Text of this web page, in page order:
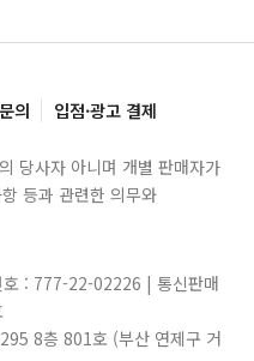
의 입점·광고 결제
당사자 아니며 개별 판매자가
등과 관련한 의무와
: 777-22-02226 | 통신판매
8층 801호 (부산 연제구 거